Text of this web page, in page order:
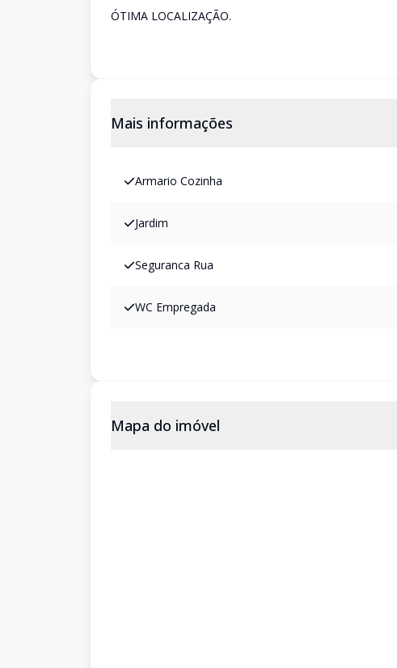
ÓTIMA LOCALIZAÇÃO.
Mais informações
Armario Cozinha
Jardim
Seguranca Rua
WC Empregada
Mapa do imóvel